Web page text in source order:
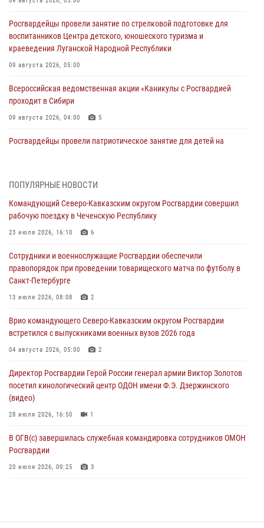
Росгвардейцы провели занятие по стрелковой подготовке для
воспитанников Центра детского, юношеского туризма и
краеведения Луганской Народной Республики
09 августа 2026, 05:00
Всероссийская ведомственная акции «Каникулы с Росгвардией
проходит в Сибири
09 августа 2026, 04:00 5
Росгвардейцы провели патриотическое занятие для детей на
юных воспитанников спортивной школы
08 августа 2026, 13:00
стен музея истории космонавтики в Калуге
08 августа 2026, 09:29 2
В Северо-Западном округе Росгвардии продолжаются мероприятия
08 августа 2026, 09:03 1
Росгвардейцы в ЛНР совершенствуют навыки тактической
08 августа 2026, 09:00
ПОПУЛЯРНЫЕ НОВОСТИ
Командующий Северо-Кавказским округом Росгвардии совершил
рабочую поездку в Чеченскую Республику
23 июля 2026, 16:10 6
Сотрудники и военнослужащие Росгвардии обеспечили
правопорядок при проведении товарищеского матча по футболу в
Санкт-Петербурге
13 июля 2026, 08:08 2
Врио командующего Северо-Кавказским округом Росгвардии
встретился с выпускниками военных вузов 2026 года
04 августа 2026, 05:00 2
Директор Росгвардии Герой России генерал армии Виктор Золотов
посетил кинологический центр ОДОН имени Ф.Э. Дзержинского
(видео)
28 июля 2026, 16:50 1
В ОГВ(с) завершилась служебная командировка сотрудников ОМОН
Росгвардии
20 июля 2026, 09:25 3